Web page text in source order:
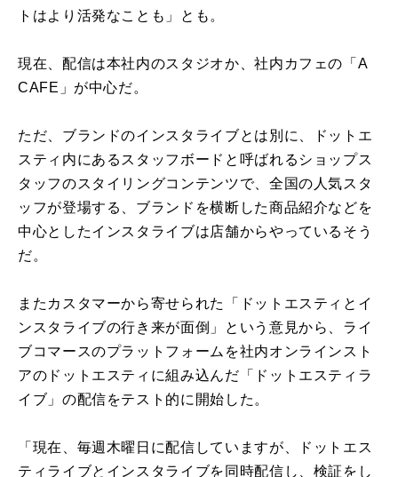
トはより活発なことも」とも。
現在、配信は本社内のスタジオか、社内カフェの「A
CAFE」が中心だ。
ただ、ブランドのインスタライブとは別に、ドットエ
スティ内にあるスタッフボードと呼ばれるショップス
タッフのスタイリングコンテンツで、全国の人気スタ
ッフが登場する、ブランドを横断した商品紹介などを
中心としたインスタライブは店舗からやっているそう
だ。
またカスタマーから寄せられた「ドットエスティとイ
ンスタライブの行き来が面倒」という意見から、ライ
ブコマースのプラットフォームを社内オンラインスト
アのドットエスティに組み込んだ「ドットエスティラ
イブ」の配信をテスト的に開始した。
「現在、毎週木曜日に配信していますが、ドットエス
ティライブとインスタライブを同時配信し、検証をし